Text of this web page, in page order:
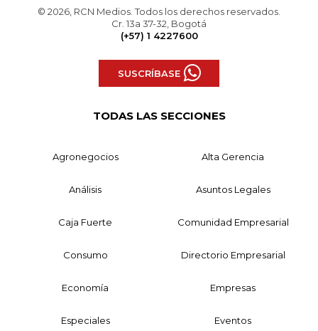
© 2026, RCN Medios. Todos los derechos reservados.
Cr. 13a 37-32, Bogotá
(+57) 1 4227600
SUSCRÍBASE
TODAS LAS SECCIONES
Agronegocios Alta Gerencia
Análisis Asuntos Legales
Caja Fuerte Comunidad Empresarial
Consumo Directorio Empresarial
Economía Empresas
Especiales Eventos